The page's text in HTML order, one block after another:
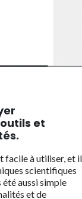
et
facile à utiliser, et il
scientifiques
été aussi simple
et de